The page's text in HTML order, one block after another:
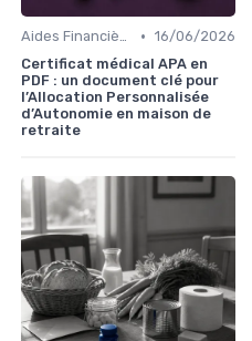
Aides Financières et Subventions • 16/06/2026
Certificat médical APA en
PDF : un document clé pour
l’Allocation Personnalisée
d’Autonomie en maison de
retraite